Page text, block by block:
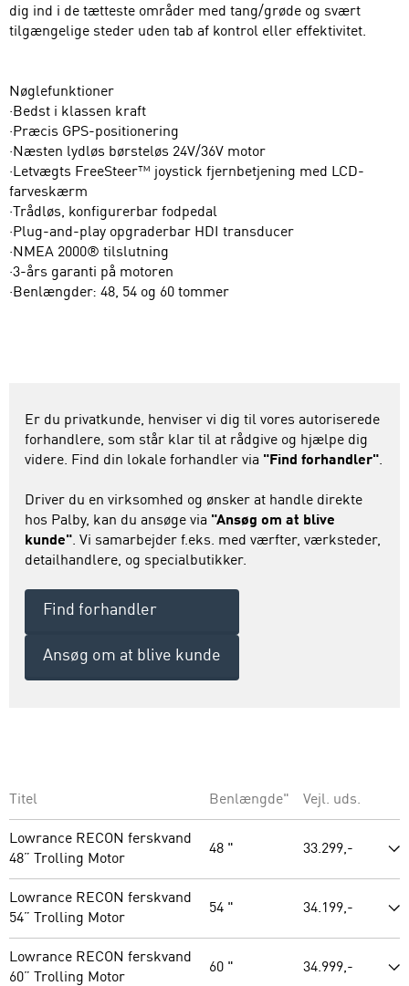
dig ind i de tætteste områder med tang/grøde og svært
tilgængelige steder uden tab af kontrol eller effektivitet.
Nøglefunktioner
·Bedst i klassen kraft
·Præcis GPS-positionering
·Næsten lydløs børsteløs 24V/36V motor
·Letvægts FreeSteer™ joystick fjernbetjening med LCD-
farveskærm
·Trådløs, konfigurerbar fodpedal
·Plug-and-play opgraderbar HDI transducer
·NMEA 2000® tilslutning
·3-års garanti på motoren
·Benlængder: 48, 54 og 60 tommer
Er du privatkunde, henviser vi dig til vores autoriserede
forhandlere, som står klar til at rådgive og hjælpe dig
videre. Find din lokale forhandler via "Find forhandler".
Driver du en virksomhed og ønsker at handle direkte
hos Palby, kan du ansøge via "Ansøg om at blive
kunde". Vi samarbejder f.eks. med værfter, værksteder,
detailhandlere, og specialbutikker.
Find forhandler
Ansøg om at blive kunde
Titel Benlængde" Vejl. uds.
Lowrance RECON ferskvand
48” Trolling Motor
48 " 33.299,-
Lowrance RECON ferskvand
54” Trolling Motor
54 " 34.199,-
Lowrance RECON ferskvand
60” Trolling Motor
60 " 34.999,-